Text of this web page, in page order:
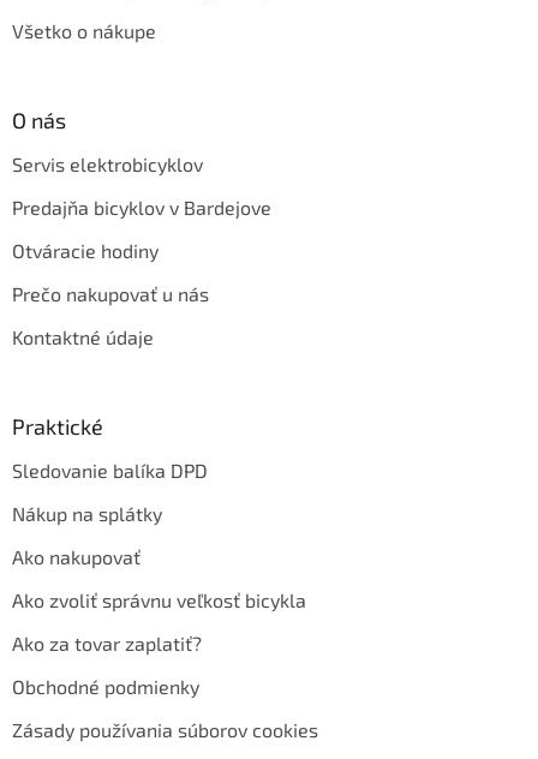
Všetko o nákupe
O nás
Servis elektrobicyklov
Predajňa bicyklov v Bardejove
Otváracie hodiny
Prečo nakupovať u nás
Kontaktné údaje
Praktické
Sledovanie balíka DPD
Nákup na splátky
Ako nakupovať
Ako zvoliť správnu veľkosť bicykla
Ako za tovar zaplatiť?
Obchodné podmienky
Zásady používania súborov cookies